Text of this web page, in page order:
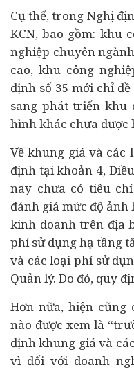
Cụ thể, trong Nghị
KCN, bao gồm: khu
nghiệp chuyên
cao, khu công
định số 35 mới chỉ
sang phát triển khu
hình khác chưa được
Về khung giá và các
định tại khoản 4,
nay chưa có tiêu
đánh giá mức độ
kinh doanh trên địa
phí sử dụng hạ tầng
và các loại phí sử
Quản lý. Do đó, quy
Hơn nữa, hiện
nào được xem là
định khung giá và
vì đối với doanh